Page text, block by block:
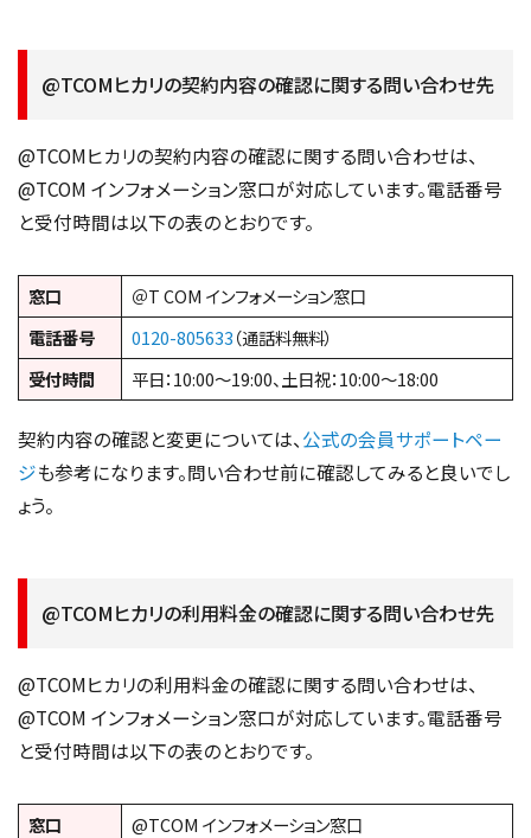
@TCOMヒカリの契約内容の確認に関する問い合わせ先
@TCOMヒカリの契約内容の確認に関する問い合わせは、
@TCOM インフォメーション窓口が対応しています。電話番号
と受付時間は以下の表のとおりです。
窓口
＠T COM インフォメーション窓口
電話番号
0120-805633（通話料無料）
受付時間
平日：10:00〜19:00、土日祝：10:00〜18:00
契約内容の確認と変更については、公式の会員サポートペー
ジも参考になります。問い合わせ前に確認してみると良いでし
ょう。
@TCOMヒカリの利用料金の確認に関する問い合わせ先
@TCOMヒカリの利用料金の確認に関する問い合わせは、
@TCOM インフォメーション窓口が対応しています。電話番号
と受付時間は以下の表のとおりです。
窓口
@TCOM インフォメーション窓口